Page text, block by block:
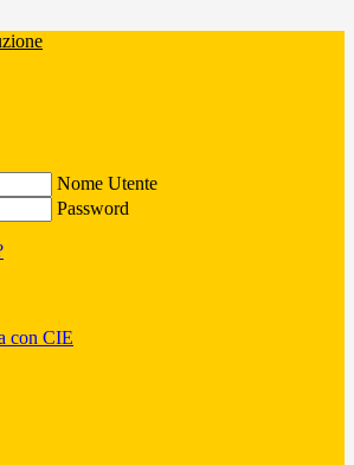
Nome Utente
Password
con CIE